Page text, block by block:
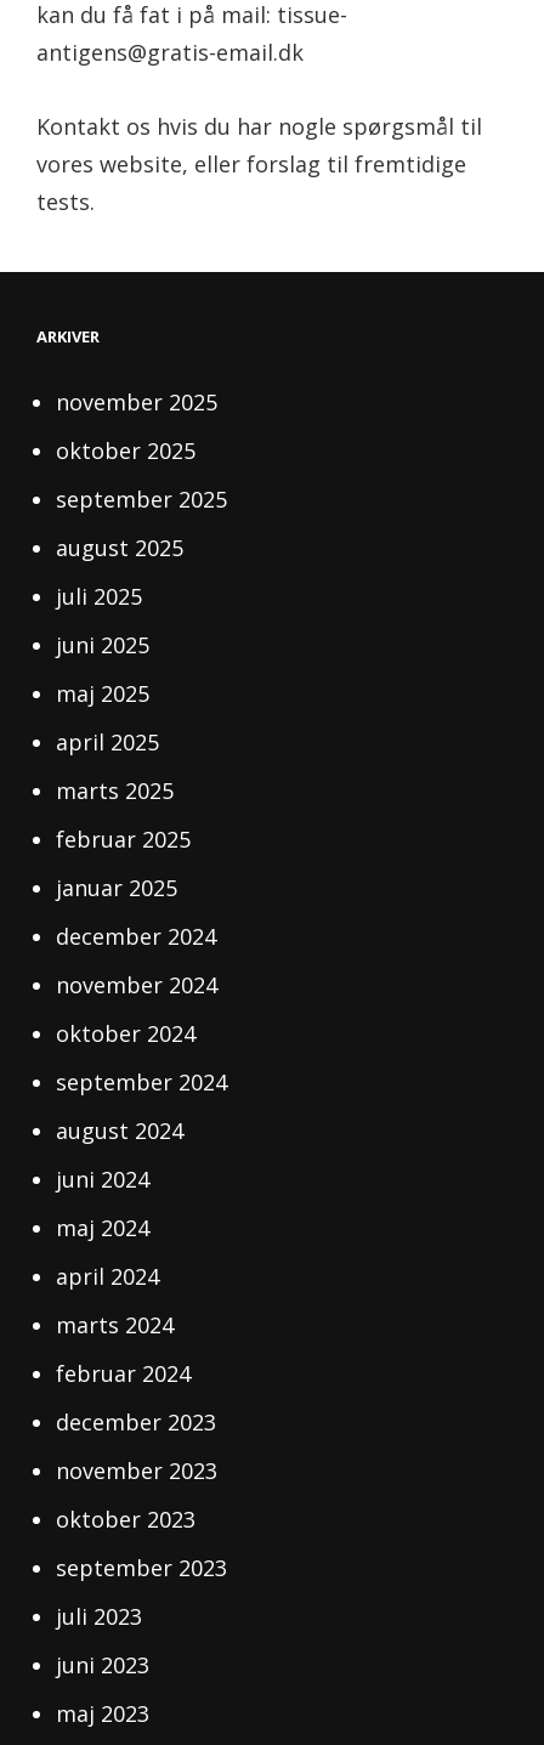
kan du få fat i på mail: tissue-
antigens@gratis-email.dk
Kontakt os hvis du har nogle spørgsmål til
vores website, eller forslag til fremtidige
tests.
ARKIVER
november 2025
oktober 2025
september 2025
august 2025
juli 2025
juni 2025
maj 2025
april 2025
marts 2025
februar 2025
januar 2025
december 2024
november 2024
oktober 2024
september 2024
august 2024
juni 2024
maj 2024
april 2024
marts 2024
februar 2024
december 2023
november 2023
oktober 2023
september 2023
juli 2023
juni 2023
maj 2023